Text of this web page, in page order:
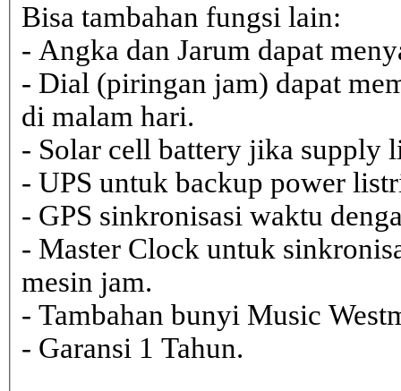
Bisa tambahan fungsi lain:
- Angka dan Jarum dapat
- Dial (piringan jam) dapat
di malam hari.
- Solar cell battery jika supply
- UPS untuk backup power
- GPS sinkronisasi waktu
- Master Clock untuk
mesin jam.
- Tambahan bunyi Music
- Garansi 1 Tahun.